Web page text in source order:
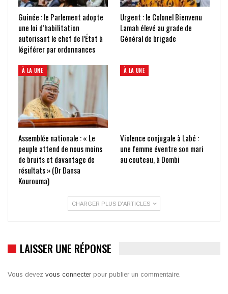
Guinée : le Parlement adopte
une loi d’habilitation
autorisant le chef de l’État à
légiférer par ordonnances
Urgent : le Colonel Bienvenu
Lamah élevé au grade de
Général de brigade
À LA UNE
Assemblée nationale : « Le
peuple attend de nous moins
de bruits et davantage de
résultats » (Dr Dansa
Kourouma)
À LA UNE
Violence conjugale à Labé :
une femme éventre son mari
au couteau, à Dombi
CHARGER PLUS D'ARTICLES
LAISSER UNE RÉPONSE
Vous devez vous connecter pour publier un commentaire.